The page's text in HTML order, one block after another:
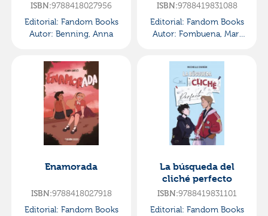
ISBN:9788418027956
Editorial: Fandom Books
Autor: Benning, Anna
ISBN:9788419831088
Editorial: Fandom Books
Autor: Fombuena, Mari
Enamorada
ISBN:9788418027918
Editorial: Fandom Books
La búsqueda del
cliché perfecto
ISBN:9788419831101
Editorial: Fandom Books